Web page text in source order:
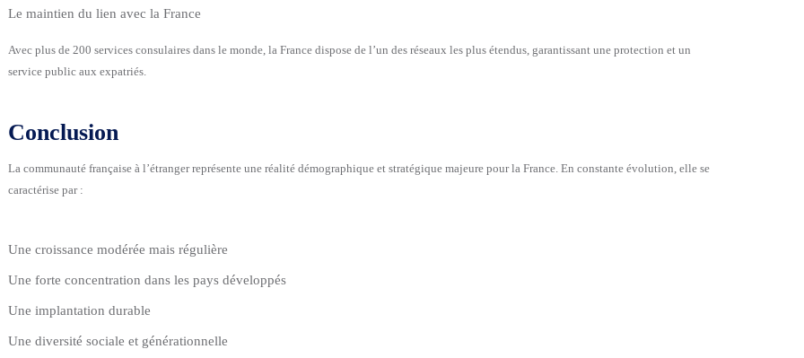
Le maintien du lien avec la France
Avec plus de 200 services consulaires dans le monde, la France dispose de l’un des réseaux les plus étendus, garantissant une protection et un
service public aux expatriés.
Conclusion
La communauté française à l’étranger représente une réalité démographique et stratégique majeure pour la France. En constante évolution, elle se
caractérise par :
Une croissance modérée mais régulière
Une forte concentration dans les pays développés
Une implantation durable
Une diversité sociale et générationnelle